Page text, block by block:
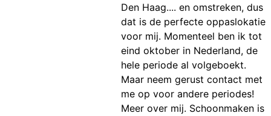
Den Haag.... en omstreken, dus
dat is de perfecte oppaslokatie
voor mij. Momenteel ben ik tot
eind oktober in Nederland, de
hele periode al volgeboekt.
Maar neem gerust contact met
me op voor andere periodes!
Meer over mij. Schoonmaken is